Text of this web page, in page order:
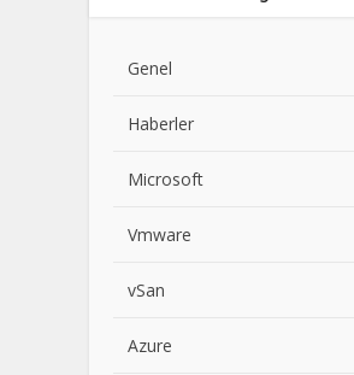
Genel
Haberler
Microsoft
Vmware
vSan
Azure